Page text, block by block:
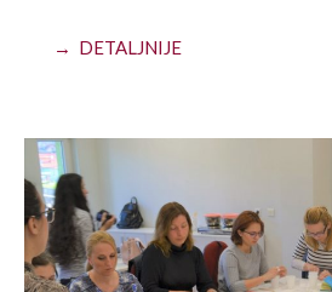
→ DETALJNIJE